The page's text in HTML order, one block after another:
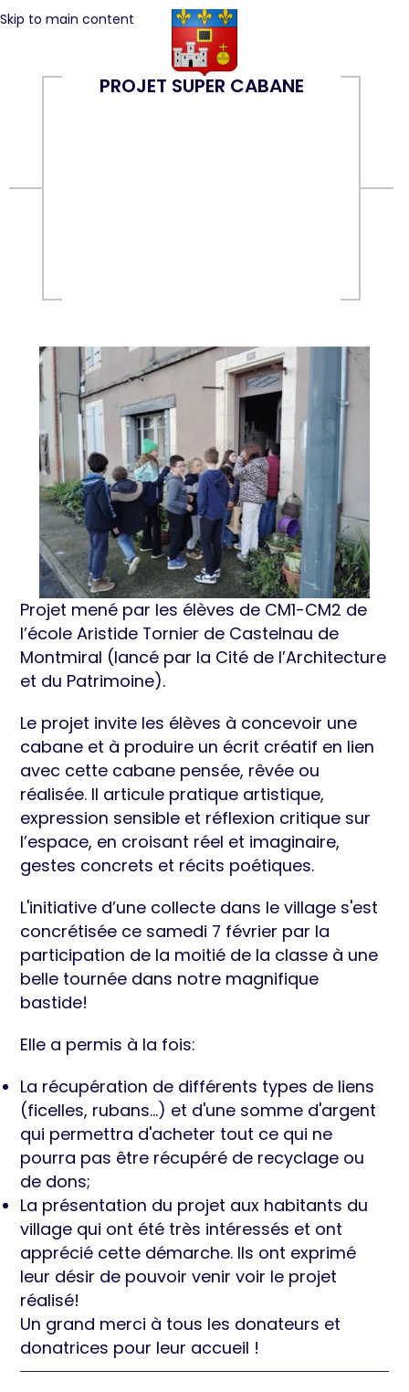
Skip to main content
PROJET SUPER CABANE
Projet mené par les élèves de CM1-CM2 de
l’école Aristide Tornier de Castelnau de
Montmiral (lancé par la Cité de l’Architecture
et du Patrimoine).
Le projet invite les élèves à concevoir une
cabane et à produire un écrit créatif en lien
avec cette cabane pensée, rêvée ou
réalisée. Il articule pratique artistique,
expression sensible et réflexion critique sur
l’espace, en croisant réel et imaginaire,
gestes concrets et récits poétiques.
L'initiative d’une collecte dans le village s'est
concrétisée ce samedi 7 février par la
participation de la moitié de la classe à une
belle tournée dans notre magnifique
bastide!
Elle a permis à la fois:
La récupération de différents types de liens
(ficelles, rubans...) et d'une somme d'argent
qui permettra d'acheter tout ce qui ne
pourra pas être récupéré de recyclage ou
de dons;
La présentation du projet aux habitants du
village qui ont été très intéressés et ont
apprécié cette démarche. Ils ont exprimé
leur désir de pouvoir venir voir le projet
réalisé!
Un grand merci à tous les donateurs et
donatrices pour leur accueil !